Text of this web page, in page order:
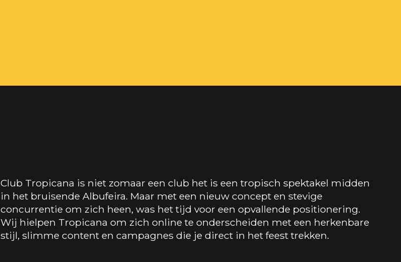
Club Tropicana is niet zomaar een club het is een tropisch spektakel midden
in het bruisende Albufeira. Maar met een nieuw concept en stevige
concurrentie om zich heen, was het tijd voor een opvallende positionering.
Wij hielpen Tropicana om zich online te onderscheiden met een herkenbare
stijl, slimme content en campagnes die je direct in het feest trekken.